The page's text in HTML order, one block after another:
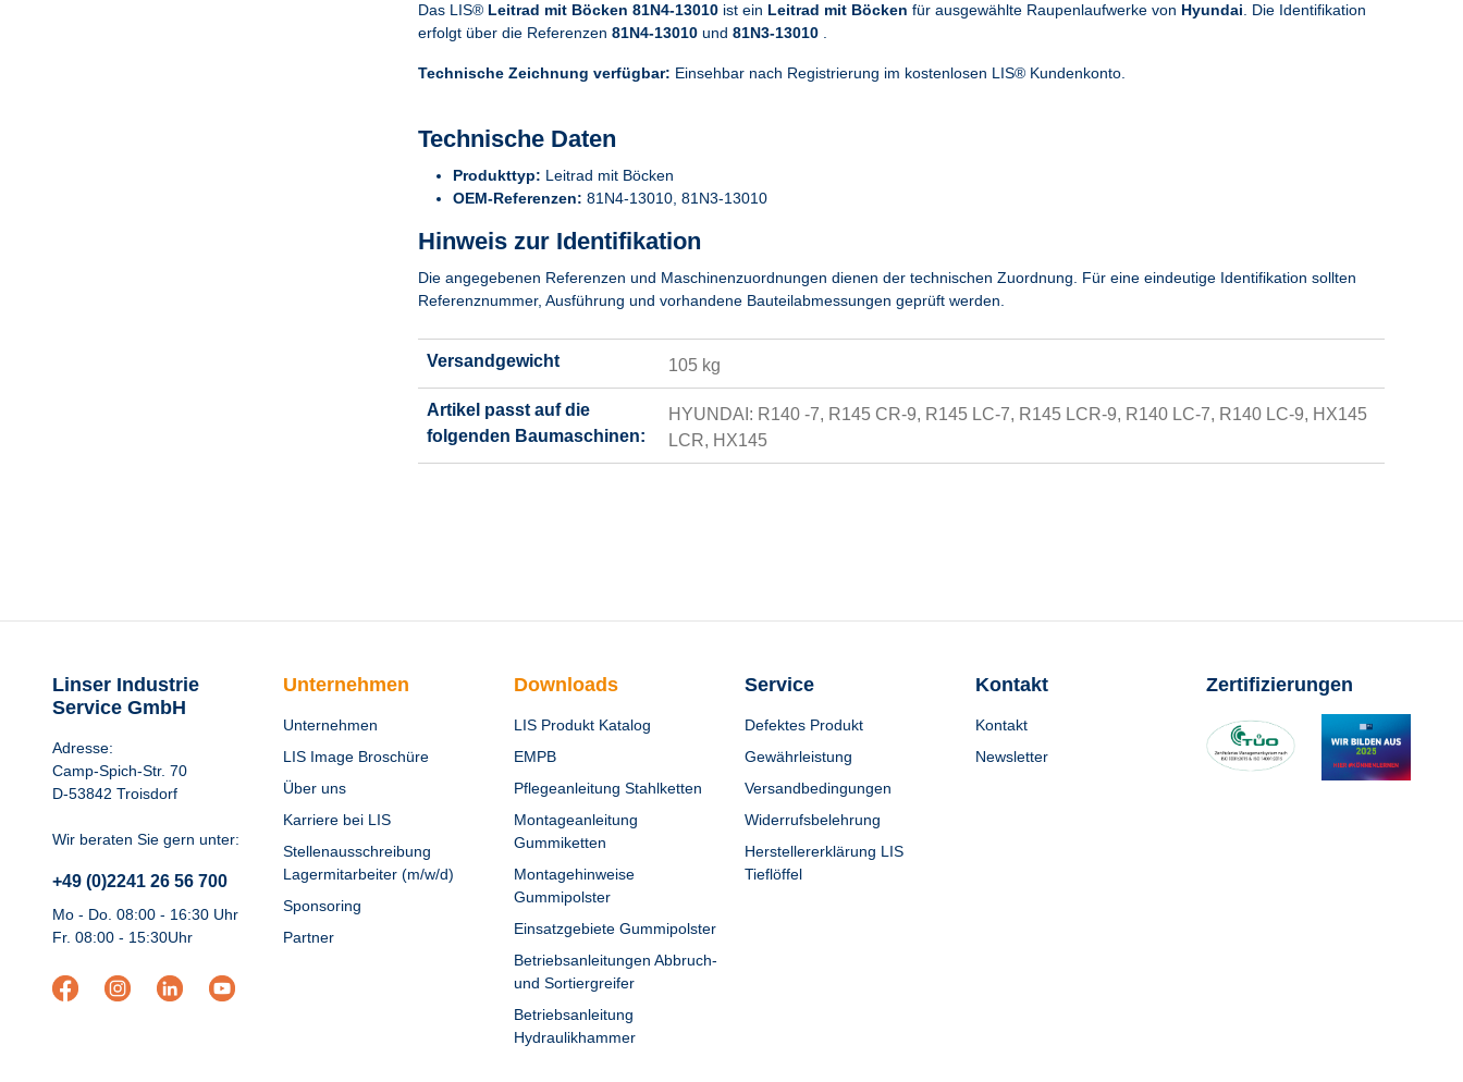
Das LIS® Leitrad mit Böcken 81N4-13010 ist ein Leitrad mit Böcken für ausgewählte Raupenlaufwerke von Hyundai . Die Identifikation
erfolgt über die Referenzen 81N4-13010 und 81N3-13010
Technische Zeichnung verfügbar: Einsehbar nach Registrierung im kostenlosen LIS® Kundenkonto.
Technische Daten
Produkttyp: Leitrad mit Böcken
OEM-Referenzen: 81N4-13010, 81N3-13010
Hinweis zur Identifikation
Die angegebenen Referenzen und Maschinenzuordnungen dienen der technischen Zuordnung. Für eine eindeutige Identifikation sollten
Referenznummer, Ausführung und vorhandene Bauteilabmessungen geprüft werden.
Versandgewicht 105 kg
Artikel passt auf die
folgenden Baumaschinen:
HYUNDAI: R140 -7, R145 CR-9, R145 LC-7, R145 LCR-9, R140 LC-7, R140 LC-9, HX145
LCR, HX145
Linser Industrie
Service GmbH
Adresse:
Camp-Spich-Str. 70
D-53842 Troisdorf
Wir beraten Sie gern unter:
+49 (0)2241 26 56 700
Mo - Do. 08:00 - 16:30 Uhr
Fr. 08:00 - 15:30Uhr
Unternehmen
Unternehmen
LIS Image Broschüre
Über uns
Karriere bei LIS
Stellenausschreibung
Lagermitarbeiter (m/w/d)
Sponsoring
Partner
Downloads
LIS Produkt Katalog
EMPB
Pflegeanleitung Stahlketten
Montageanleitung
Gummiketten
Montagehinweise
Gummipolster
Einsatzgebiete Gummipolster
Betriebsanleitungen Abbruch-
und Sortiergreifer
Betriebsanleitung
Hydraulikhammer
Service
Defektes Produkt
Gewährleistung
Versandbedingungen
Widerrufsbelehrung
Herstellererklärung LIS
Tieflöffel
Kontakt
Kontakt
Newsletter
Zertifizierungen